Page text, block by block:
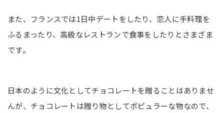
また、フランスでは1日中デートをしたり、恋人に手料理を
ふるまったり、高級なレストランで食事をしたりとさまざま
です。
日本のように文化としてチョコレートを贈ることはありませ
んが、チョコレートは贈り物としてポピュラーな物なので、